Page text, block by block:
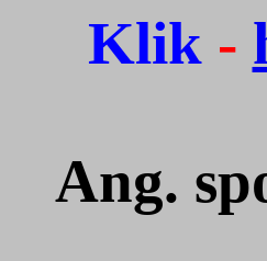
Klik -
Ang.